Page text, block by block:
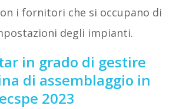
i fornitori che si occupano di
degli impianti.
in grado di gestire
di assemblaggio in
2023